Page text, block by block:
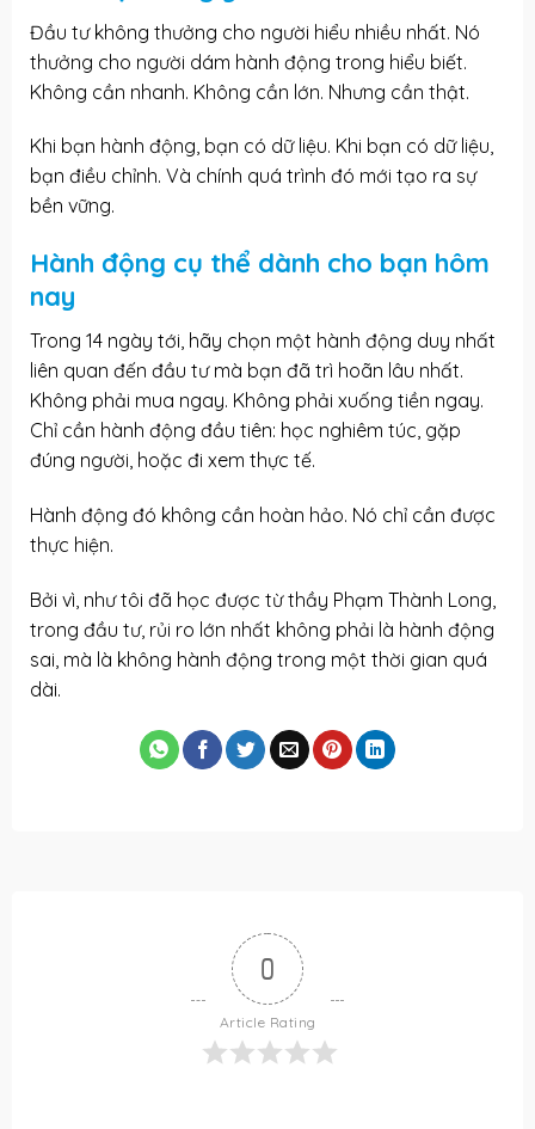
Đầu tư không thưởng cho người hiểu nhiều nhất. Nó
thưởng cho người dám hành động trong hiểu biết.
Không cần nhanh. Không cần lớn. Nhưng cần thật.
Khi bạn hành động, bạn có dữ liệu. Khi bạn có dữ liệu,
bạn điều chỉnh. Và chính quá trình đó mới tạo ra sự
bền vững.
Hành động cụ thể dành cho bạn hôm
nay
Trong 14 ngày tới, hãy chọn một hành động duy nhất
liên quan đến đầu tư mà bạn đã trì hoãn lâu nhất.
Không phải mua ngay. Không phải xuống tiền ngay.
Chỉ cần hành động đầu tiên: học nghiêm túc, gặp
đúng người, hoặc đi xem thực tế.
Hành động đó không cần hoàn hảo. Nó chỉ cần được
thực hiện.
Bởi vì, như tôi đã học được từ thầy Phạm Thành Long,
trong đầu tư, rủi ro lớn nhất không phải là hành động
sai, mà là không hành động trong một thời gian quá
dài.
0
Article Rating